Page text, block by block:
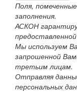
Поля,
заполнения.
АСКОН
Мы используем
запрошенной
третьим лицам.
Отправляя
персональных